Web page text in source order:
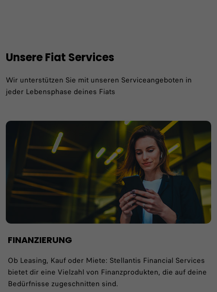
Unsere Fiat Services
Wir unterstützen Sie mit unseren Serviceangeboten in
jeder Lebensphase deines Fiats
FINANZIERUNG
Ob Leasing, Kauf oder Miete: Stellantis Financial Services
bietet dir eine Vielzahl von Finanzprodukten, die auf deine
Bedürfnisse zugeschnitten sind.